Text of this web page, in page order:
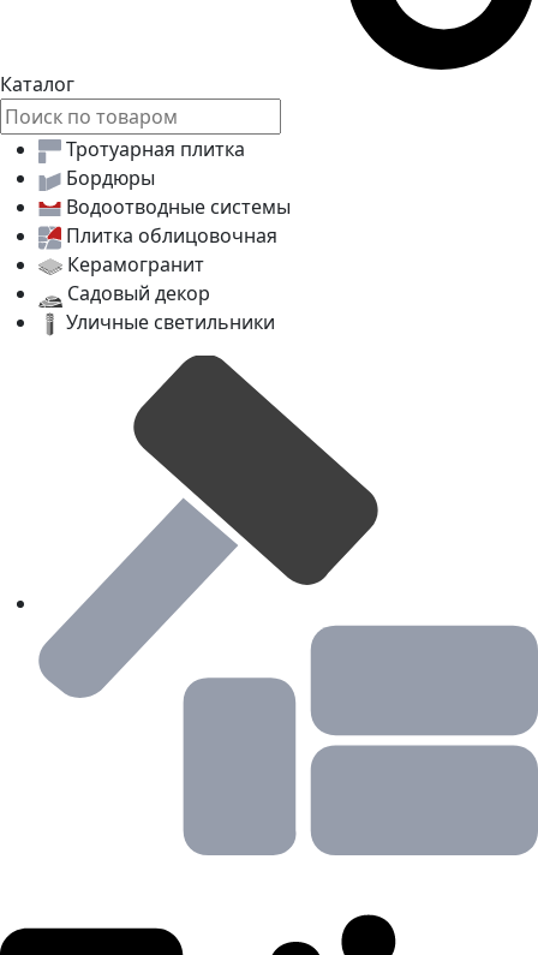
Каталог
Тротуарная плитка
Бордюры
Водоотводные системы
Плитка облицовочная
Керамогранит
Садовый декор
Уличные светильники